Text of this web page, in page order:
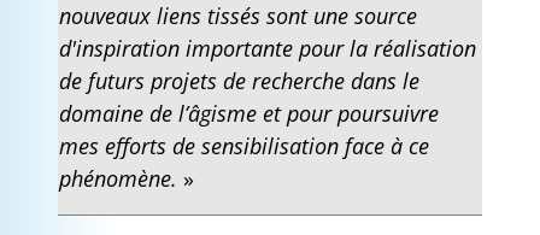
nouveaux liens tissés sont une source
d'inspiration importante pour la réalisation
de futurs projets de recherche dans le
domaine de l’âgisme et pour poursuivre
mes efforts de sensibilisation face à ce
phénomène. »